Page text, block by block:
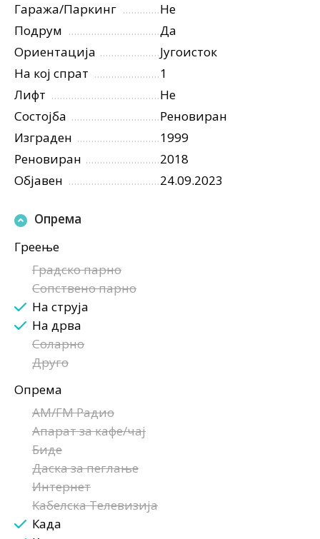
Гаража/Паркинг
Не
Подрум
Да
Ориентација
Југоисток
На кој спрат
1
Лифт
Не
Состојба
Реновиран
Изграден
1999
Реновиран
2018
Објавен
24.09.2023
Опрема
Греење
Градско парно
Сопствено парно
На струја
На дрва
Соларно
Друго
Опрема
AM/FM Радио
Апарат за кафе/чај
Биде
Даска за пеглање
Интернет
Кабелска Телевизија
Када